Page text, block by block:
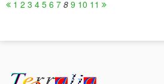
1 2 3 4 5 6 7 8 9 10 11